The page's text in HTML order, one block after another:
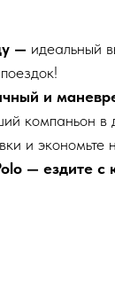
— идеальный
и
компаньон в
и экономьте
— ездите